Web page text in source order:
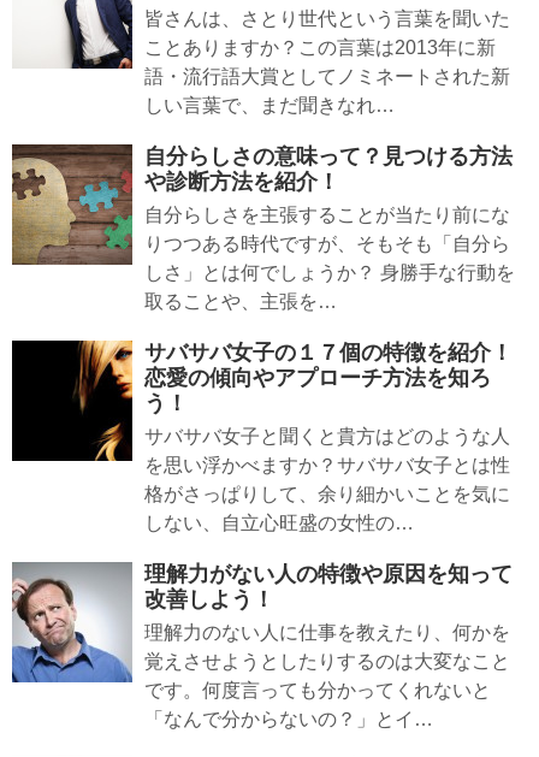
皆さんは、さとり世代という言葉を聞いた
ことありますか？この言葉は2013年に新
語・流行語大賞としてノミネートされた新
しい言葉で、まだ聞きなれ…
自分らしさの意味って？見つける方法
や診断方法を紹介！
自分らしさを主張することが当たり前にな
りつつある時代ですが、そもそも「自分ら
しさ」とは何でしょうか？ 身勝手な行動を
取ることや、主張を…
サバサバ女子の１７個の特徴を紹介！
恋愛の傾向やアプローチ方法を知ろ
う！
サバサバ女子と聞くと貴方はどのような人
を思い浮かべますか？サバサバ女子とは性
格がさっぱりして、余り細かいことを気に
しない、自立心旺盛の女性の…
理解力がない人の特徴や原因を知って
改善しよう！
理解力のない人に仕事を教えたり、何かを
覚えさせようとしたりするのは大変なこと
です。何度言っても分かってくれないと
「なんで分からないの？」とイ…